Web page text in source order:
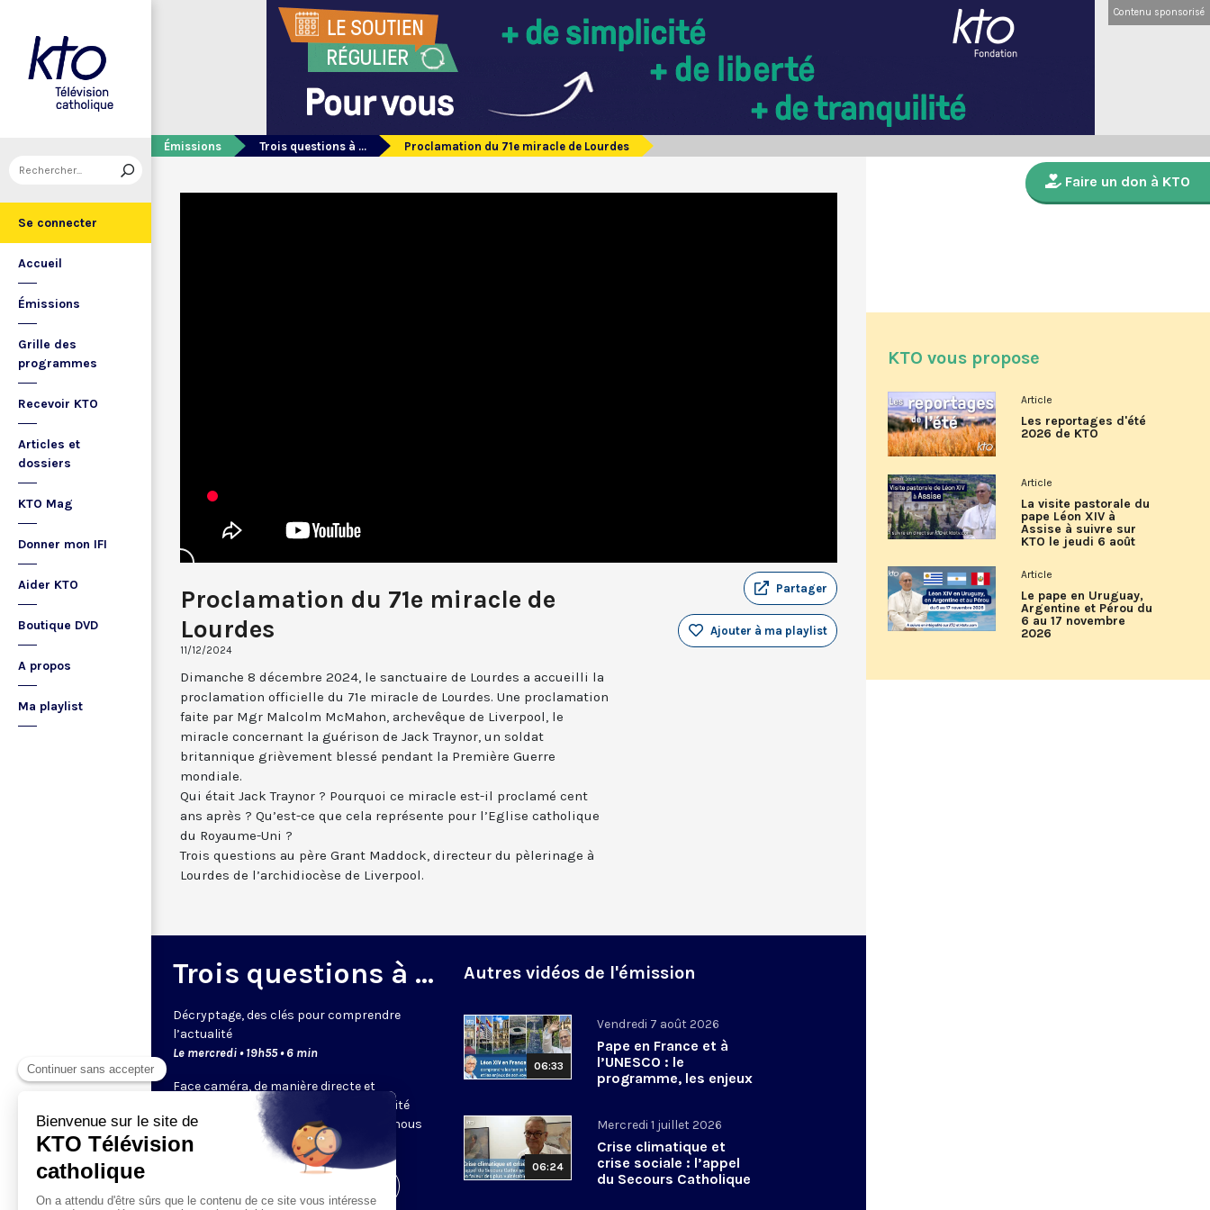
Se connecter
Accueil
Émissions
Grille des
programmes
Recevoir KTO
Articles et
dossiers
KTO Mag
Donner mon IFI
Aider KTO
Boutique DVD
A propos
Ma playlist
Contenu sponsorisé
Émissions Trois questions à ... Proclamation du 71e miracle de Lourdes
Proclamation du 71e miracle de
Lourdes
11/12/2024
Partager
Ajouter à ma playlist
Dimanche 8 décembre 2024, le sanctuaire de Lourdes a accueilli la
proclamation officielle du 71e miracle de Lourdes. Une proclamation
faite par Mgr Malcolm McMahon, archevêque de Liverpool, le
miracle concernant la guérison de Jack Traynor, un soldat
britannique grièvement blessé pendant la Première Guerre
mondiale.
Qui était Jack Traynor ? Pourquoi ce miracle est-il proclamé cent
ans après ? Qu’est-ce que cela représente pour l’Eglise catholique
du Royaume-Uni ?
Trois questions au père Grant Maddock, directeur du pèlerinage à
Lourdes de l’archidiocèse de Liverpool.
Trois questions à ...
Décryptage, des clés pour comprendre
l’actualité
Le mercredi • 19h55 • 6 min
Face caméra, de manière directe et
dynamique, un expert de KTO ou un invité
choisi par la rédaction décrypte pour nous
un sujet.
Autres vidéos de l'émission
06:33
Vendredi 7 août 2026
Pape en France et à
l’UNESCO : le
programme, les enjeux
06:24
Mercredi 1 juillet 2026
Crise climatique et
crise sociale : l’appel
du Secours Catholique
Faire un don à KTO
KTO vous propose
Article
Les reportages d'été
2026 de KTO
Article
La visite pastorale du
pape Léon XIV à
Assise à suivre sur
KTO le jeudi 6 août
Article
Le pape en Uruguay,
Argentine et Pérou du
6 au 17 novembre
2026